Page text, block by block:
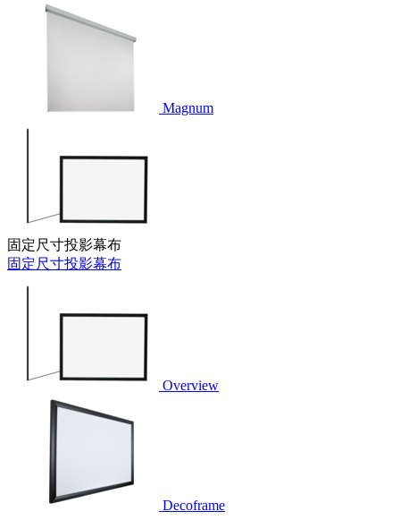
Magnum
固定尺寸投影幕布
固定尺寸投影幕布
Overview
Decoframe